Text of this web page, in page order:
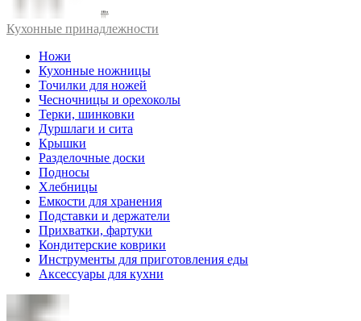
Кухонные принадлежности
Ножи
Кухонные ножницы
Точилки для ножей
Чесночницы и орехоколы
Терки, шинковки
Дуршлаги и сита
Крышки
Разделочные доски
Подносы
Хлебницы
Емкости для хранения
Подставки и держатели
Прихватки, фартуки
Кондитерские коврики
Инструменты для приготовления еды
Аксессуары для кухни